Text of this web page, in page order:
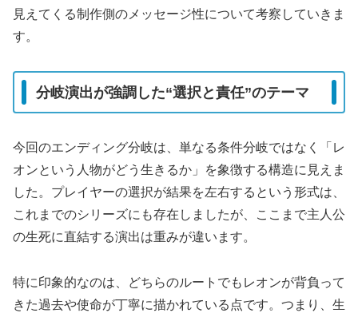
見えてくる制作側のメッセージ性について考察していきま
す。
分岐演出が強調した“選択と責任”のテーマ
今回のエンディング分岐は、単なる条件分岐ではなく「レ
オンという人物がどう生きるか」を象徴する構造に見えま
した。プレイヤーの選択が結果を左右するという形式は、
これまでのシリーズにも存在しましたが、ここまで主人公
の生死に直結する演出は重みが違います。
特に印象的なのは、どちらのルートでもレオンが背負って
きた過去や使命が丁寧に描かれている点です。つまり、生